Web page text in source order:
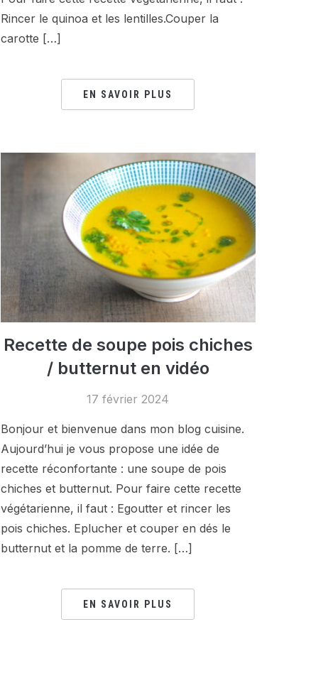
Rincer le quinoa et les lentilles.Couper la
carotte […]
EN SAVOIR PLUS
Recette de soupe pois chiches
/ butternut en vidéo
17 février 2024
Bonjour et bienvenue dans mon blog cuisine.
Aujourd’hui je vous propose une idée de
recette réconfortante : une soupe de pois
chiches et butternut. Pour faire cette recette
végétarienne, il faut : Egoutter et rincer les
pois chiches. Eplucher et couper en dés le
butternut et la pomme de terre. […]
EN SAVOIR PLUS